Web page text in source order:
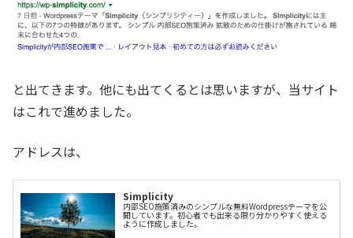
と出てきます。他にも出てくるとは思いますが、当サイト
はこれで進めました。
アドレスは、
Simplicity
内部SEO施策済みのシンプルな無料Wordpressテーマを公
開しています。初心者でも出来る限り分かりやすく使える
ように作成しました。